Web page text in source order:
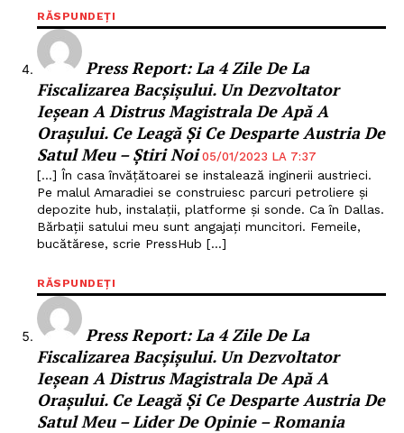
RĂSPUNDEȚI
​Press Report: La 4 Zile De La
Fiscalizarea Bacșișului. Un Dezvoltator
Ieșean A Distrus Magistrala De Apă A
Orașului. Ce Leagă Și Ce Desparte Austria De
Satul Meu – Știri Noi 05/01/2023 LA 7:37
[…] În casa învățătoarei se instalează inginerii austrieci.
Pe malul Amaradiei se construiesc parcuri petroliere și
depozite hub, instalații, platforme și sonde. Ca în Dallas.
Bărbații satului meu sunt angajați muncitori. Femeile,
bucătărese, scrie PressHub […]
RĂSPUNDEȚI
​Press Report: La 4 Zile De La
Fiscalizarea Bacșișului. Un Dezvoltator
Ieșean A Distrus Magistrala De Apă A
Orașului. Ce Leagă Și Ce Desparte Austria De
Satul Meu – Lider De Opinie – Romania